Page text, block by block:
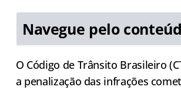
Navegue pelo
O Código de Trânsito Brasileiro
a penalização das infrações